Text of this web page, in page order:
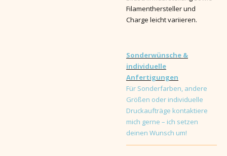
Filamenthersteller und
Charge leicht variieren.
Sonderwünsche &
individuelle
Anfertigungen
Für Sonderfarben, andere
Größen oder individuelle
Druckaufträge kontaktiere
mich gerne – ich setzen
deinen Wunsch um!